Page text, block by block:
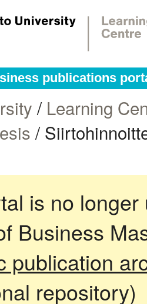
publications
/ Learning
/
is no
Business
publication
repository)